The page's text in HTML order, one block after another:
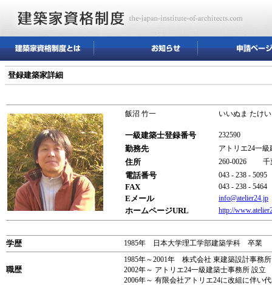
登録建築家詳細
飯沼 竹一 いいぬま たけ
一級建築士登録番号 232590
勤務先 アトリエ24一
住所 260-0026 千
電話番号 043 - 238 - 5095
FAX 043 - 238 - 5464
Eメール info@atelier24.jp
ホームページURL http://
学歴 1985年 日本大学理工学部建築学科 卒業
職歴
1985年～2001年 株式会社 東建築設計事務
2002年～ アトリエ24一級建築士事務所 設立
2006年～ 有限会社アトリエ24に改組に伴い